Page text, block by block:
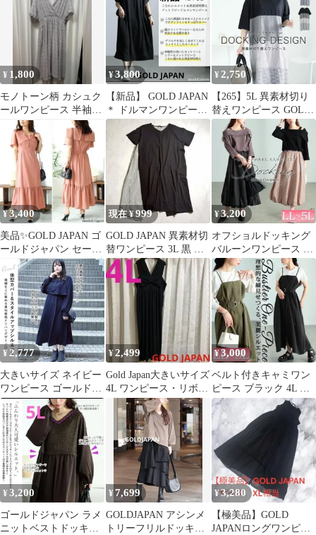
¥ 1,800
モノトーン柄 カシュク
ールワンピース 半袖
¥3,800
【新品】 GOLD JAPAN
＊ ドルマンワンピース
＊ 袖シアー ＊4L5L
¥2,750
【265】5L 異素材切り
替えワンピース GOLD
JAPAN
¥3,400
美品✨GOLD JAPAN ゴ
ールドジャパン セーラ
ーワンピース 3L ロン
グ
現在 ¥999
GOLD JAPAN 異素材切
替ワンピース 3L 黒 ス
トライプ ゆったり
¥3,200
オフショルドッキング
バルーンワンピース ブ
ラック 4L ゴールドジ
ャパン
¥ 2,777
大きいサイズ ネイビー
ワンピース ゴールドジ
ャパン プラスサイズ
¥2,499
Gold Japan大きいサイズ
4L ワンピース・リボ
ン・黒・韓国ファッシ
ョン
¥3,000
ベルト付きキャミワン
ピース ブラック 4L ゴ
ールドジャパン
¥ 3,200
ゴールドジャパン ラメ
ニットベストドッキン
¥7,699
GOLDJAPAN アシンメ
トリーフリルドッキン
¥3,280
【極美品】GOLD
JAPANロングワンピー